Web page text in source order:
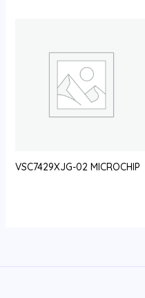
VSC7429XJG-02 MICROCHIP